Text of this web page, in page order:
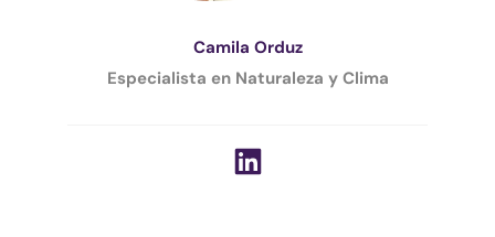
Camila Orduz
Especialista en Naturaleza y Clima